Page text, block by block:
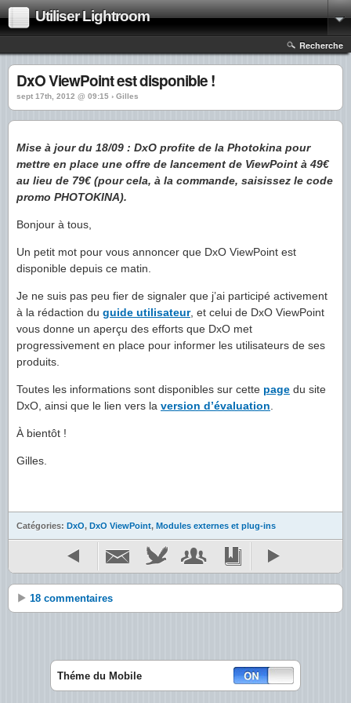
Utiliser Lightroom
Recherche
DxO ViewPoint est disponible !
sept 17th, 2012 @ 09:15 › Gilles
Mise à jour du 18/09 : DxO profite de la Photokina pour
mettre en place une offre de lancement de ViewPoint à 49€
au lieu de 79€ (pour cela, à la commande, saisissez le code
promo PHOTOKINA).
Bonjour à tous,
Un petit mot pour vous annoncer que DxO ViewPoint est
disponible depuis ce matin.
Je ne suis pas peu fier de signaler que j’ai participé activement
à la rédaction du guide utilisateur, et celui de DxO ViewPoint
vous donne un aperçu des efforts que DxO met
progressivement en place pour informer les utilisateurs de ses
produits.
Toutes les informations sont disponibles sur cette page du site
DxO, ainsi que le lien vers la version d’évaluation
À bientôt !
Gilles.
Catégories: DxO, DxO ViewPoint, Modules externes et plug-ins
18 commentaires
Théme du Mobile